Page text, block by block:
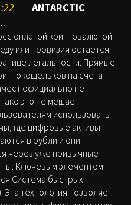
ANTARCTIC
оплатой криптовалютой
или провизия остается
легальности. Прямые
на счета
официально не
это не мешает
использовать
где цифровые активы
в рубли и они
через уже привычные
Ключевым элементом
Система быстрых
Эта технология позволяет